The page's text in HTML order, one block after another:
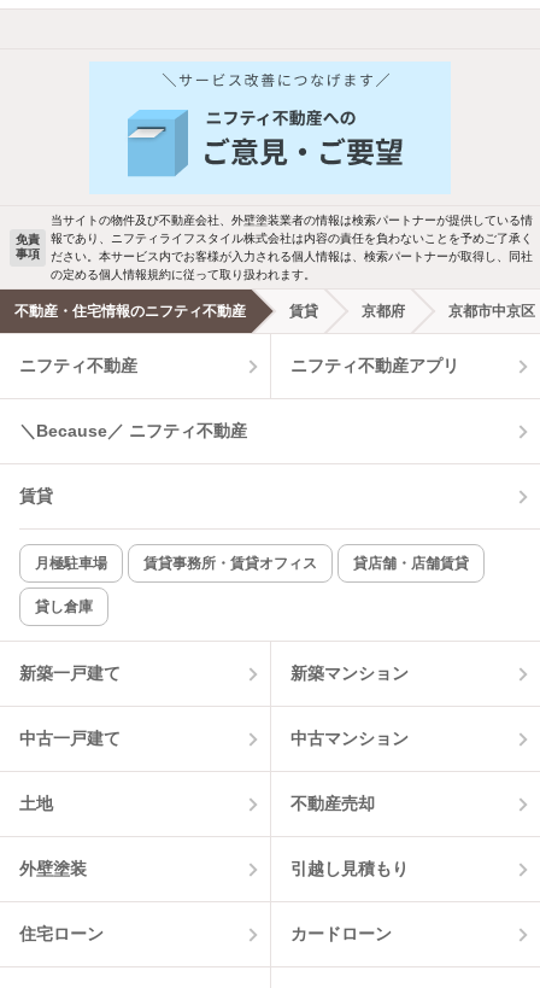
他の人はこんな条件で絞り込んでいます！
バス・トイレ別 2階以上
洗濯機置場あり 独立洗面台
エアコンあり 都市ガス
温水洗浄便座 オートロック
コンロ2口以上
新着のみ インターネット無料
該当件数:
物件一覧に反映
免責
事項
当サイトの物件及び不動産会社、外壁塗装業者の情報は検索パートナーが提供している情
報であり、ニフティライフスタイル株式会社は内容の責任を負わないことを予めご了承く
ださい。本サービス内でお客様が入力される個人情報は、検索パートナーが取得し、同社
の定める個人情報規約に従って取り扱われます。
不動産・住宅情報のニフティ不動産 賃貸 京都府 京都市中京区
ニフティ不動産 ニフティ不動産アプリ
＼Because／ ニフティ不動産
賃貸
月極駐車場 賃貸事務所・賃貸オフィス 貸店舗・店舗賃貸
貸し倉庫
新築一戸建て 新築マンション
中古一戸建て 中古マンション
土地 不動産売却
外壁塗装 引越し見積もり
住宅ローン カードローン